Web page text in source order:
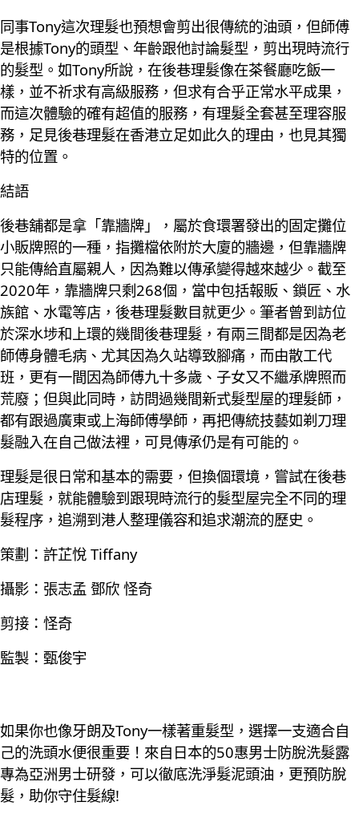
同事Tony這次理髮也預想會剪出很傳統的油頭，但師傅
是根據Tony的頭型、年齡跟他討論髮型，剪出現時流行
的髮型。如Tony所說，在後巷理髮像在茶餐廳吃飯一
樣，並不祈求有高級服務，但求有合乎正常水平成果，
而這次體驗的確有超值的服務，有理髮全套甚至理容服
務，足見後巷理髮在香港立足如此久的理由，也見其獨
特的位置。
結語
後巷舖都是拿「靠牆牌」，屬於食環署發出的固定攤位
小販牌照的一種，指攤檔依附於大廈的牆邊，但靠牆牌
只能傳給直屬親人，因為難以傳承變得越來越少。截至
2020年，靠牆牌只剩268個，當中包括報販、鎖匠、水
族館、水電等店，後巷理髮數目就更少。筆者曾到訪位
於深水埗和上環的幾間後巷理髮，有兩三間都是因為老
師傅身體毛病、尤其因為久站導致腳痛，而由散工代
班，更有一間因為師傅九十多歲、子女又不繼承牌照而
荒廢；但與此同時，訪問過幾間新式髮型屋的理髮師，
都有跟過廣東或上海師傅學師，再把傳統技藝如剃刀理
髮融入在自己做法裡，可見傳承仍是有可能的。
理髮是很日常和基本的需要，但換個環境，嘗試在後巷
店理髮，就能體驗到跟現時流行的髮型屋完全不同的理
髮程序，追溯到港人整理儀容和追求潮流的歷史。
策劃：許芷悅 Tiffany
攝影：張志孟 鄧欣 怪奇
剪接：怪奇
監製：甄俊宇
如果你也像牙朗及Tony一樣著重髮型，選擇一支適合自
己的洗頭水便很重要！來自日本的50惠男士防脫洗髮露
專為亞洲男士研發，可以徹底洗淨髮泥頭油，更預防脫
髮，助你守住髮線!